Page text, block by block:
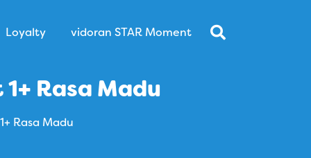
Loyalty vidoran STAR Moment
Rasa Madu
Rasa Madu